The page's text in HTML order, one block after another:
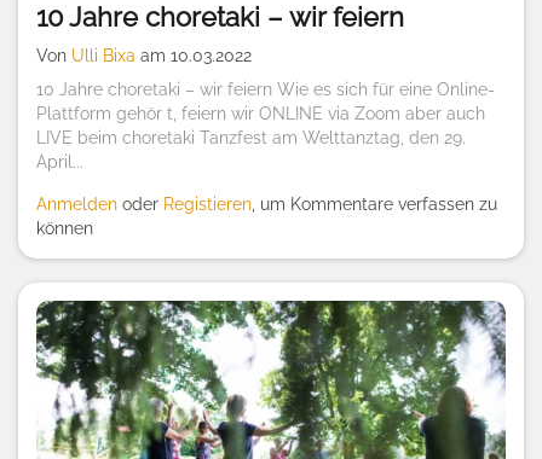
10 Jahre choretaki – wir feiern
Von Ulli Bixa am 10.03.2022
10 Jahre choretaki – wir feiern Wie es sich für eine Online-
Plattform gehör t, feiern wir ONLINE via Zoom aber auch
LIVE beim choretaki Tanzfest am Welttanztag, den 29.
April...
Anmelden oder Registieren , um Kommentare verfassen zu
können